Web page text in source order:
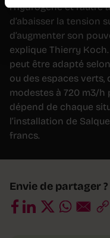
l’hydrogène et l’autre
d’abaisser la tension
d’augmenter son
explique Thierry
peut être adapté
ou des espaces verts,
modestes à 720 m3/h
dépend de chaque
l’installation de
francs.
Envie de partager ?